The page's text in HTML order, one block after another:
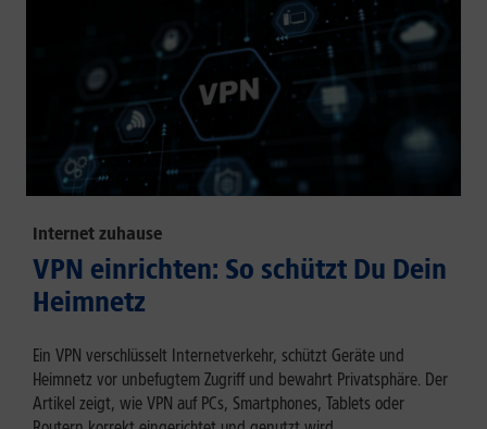
Internet zuhause
VPN einrichten: So schützt Du Dein
Heimnetz
Ein VPN verschlüsselt Internetverkehr, schützt Geräte und
Heimnetz vor unbefugtem Zugriff und bewahrt Privatsphäre. Der
Artikel zeigt, wie VPN auf PCs, Smartphones, Tablets oder